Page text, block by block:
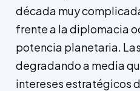
década muy
frente a la diplomacia
potencia planetaria.
degradando a media
intereses estratégicos